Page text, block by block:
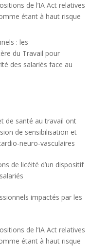
de l’IA Act relatives
étant à haut risque
: les
du Travail pour
des salariés face au
de santé au travail ont
de sensibilisation et
neuro-vasculaires
de licéité d’un dispositif
impactés par les
de l’IA Act relatives
étant à haut risque